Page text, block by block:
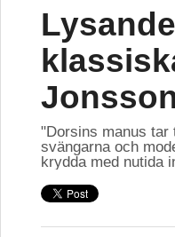
"Dorsins manus tar
svängarna och
krydda med nutida